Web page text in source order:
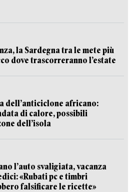
la Sardegna tra le mete più
dove trascorreranno l’estate
dell’anticiclone africano:
di calore, possibili
dell’isola
l’auto svaligiata, vacanza
«Rubati pc e timbri
falsificare le ricette»